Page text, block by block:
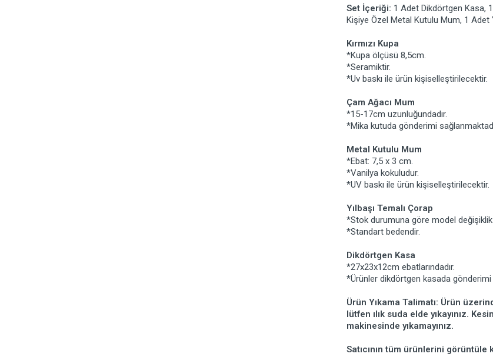
Set İçeriği: 1 Adet Dikdörtgen Kasa,
Kişiye Özel Metal Kutulu Mum, 1 Adet
Kırmızı Kupa
*Kupa ölçüsü 8,5cm.
*Seramiktir.
*Uv baskı ile ürün kişiselleştirilecektir.
Çam Ağacı Mum
*15-17cm uzunluğundadır.
*Mika kutuda gönderimi
Metal Kutulu Mum
*Ebat: 7,5 x 3 cm.
*Vanilya kokuludur.
*UV baskı ile ürün kişiselleştirilecektir.
Yılbaşı Temalı Çorap
*Stok durumuna göre model
*Standart bedendir.
Dikdörtgen Kasa
*27x23x12cm ebatlarındadır.
*Ürünler dikdörtgen kasada gönderimi
Ürün Yıkama Talimatı: Ürün
lütfen ılık suda elde yıkayınız.
makinesinde yıkamayınız.
Satıcının tüm ürünlerini